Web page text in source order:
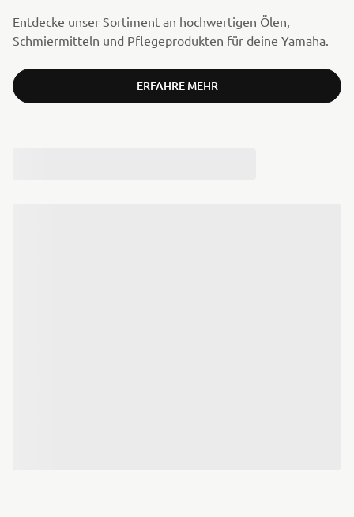
Entdecke unser Sortiment an hochwertigen Ölen,
Schmiermitteln und Pflegeprodukten für deine Yamaha.
ERFAHRE MEHR